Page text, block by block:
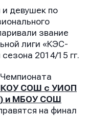
девушек по
звание
лиги «КЭС-
2014/15 гг.
СОШ с УИОП
и МБОУ СОШ
на финал